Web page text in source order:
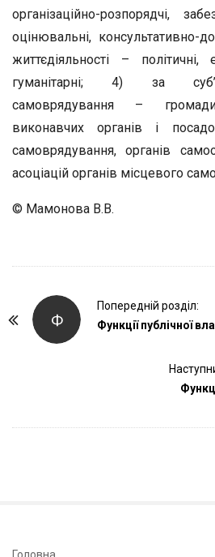
організаційно-розпорядчі,
оцінювальні, консультативно-
життєдіяльності – політичні,
гуманітарні; 4) за
самоврядування –
виконавчих органів і
самоврядування, органів
асоціацій органів місцевого
© Мамонова В.В.
Ф
Попередній розділ:
Функції публічної